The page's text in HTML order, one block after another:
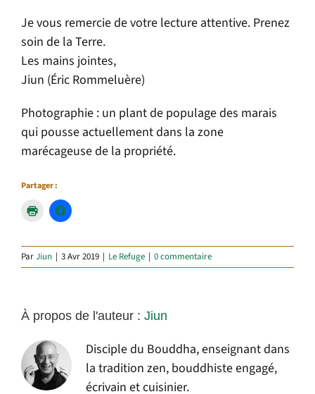
Je vous remercie de votre lecture attentive. Prenez
soin de la Terre.
Les mains jointes,
Jiun (Éric Rommeluère)
Photographie : un plant de populage des marais
qui pousse actuellement dans la zone
marécageuse de la propriété.
Partager :
ParJiun | 3 Avr 2019 | Le Refuge | 0 commentaire
À propos de l'auteur : Jiun
Disciple du Bouddha, enseignant dans
la tradition zen, bouddhiste engagé,
écrivain et cuisinier.